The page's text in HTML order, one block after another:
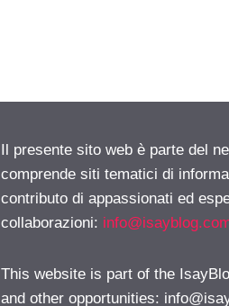
Il presente sito web è parte del
comprende siti tematici di
contributo di appassionati ed
collaborazioni:
This website is part of the
and other opportunities: